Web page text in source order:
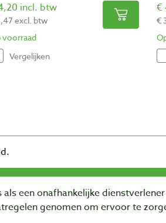
incl. btw
excl. btw
voorraad
Vergelijken
€
€
een onafhankelijke
genomen om ervoor te